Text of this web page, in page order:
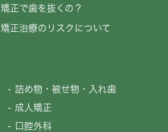
矯正で歯を抜くの？
矯正治療のリスクについて
詰め物・被せ物・入れ歯
成人矯正
口腔外科